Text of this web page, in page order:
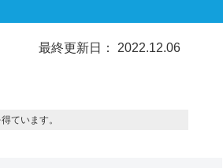
最終更新日： 2022.12.06
ています。